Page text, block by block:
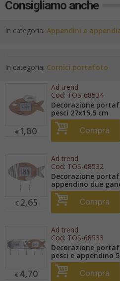
Consigliamo anche
In categoria: Appendini e
In categoria: Cornici portafoto
€ 1,80
Ad trend
Cod: TOS-68534
Decorazione
pesci 27x15,5 cm
Compra
€ 2,65
Ad trend
Cod: TOS-68532
Decorazione
appendino due
Compra
€ 4,70
Ad trend
Cod: TOS-68533
Decorazione
pesci e appendino
Compra